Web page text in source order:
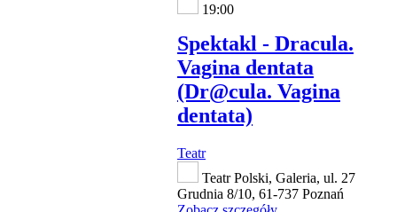
19:00
Spektakl - Dracula.
Vagina dentata
(Dr@cula. Vagina
dentata)
Teatr
Teatr Polski, Galeria, ul. 27
Grudnia 8/10, 61-737 Poznań